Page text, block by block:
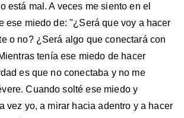
está mal. A veces me siento en el
ese miedo de: "¿Será que voy a hacer
o no? ¿Será algo que conectará con
tenía ese miedo de hacer
es que no conectaba y no me
Cuando solté ese miedo y
vez yo, a mirar hacia adentro y a hacer